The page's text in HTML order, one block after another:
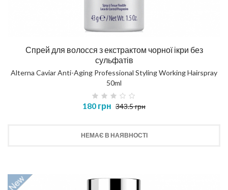
Спрей для волосся з екстрактом чорної ікри без
сульфатів
Alterna Caviar Anti-Aging Professional Styling Working Hairspray
50ml
180 грн 343.5 грн
НЕМАЄ В НАЯВНОСТІ